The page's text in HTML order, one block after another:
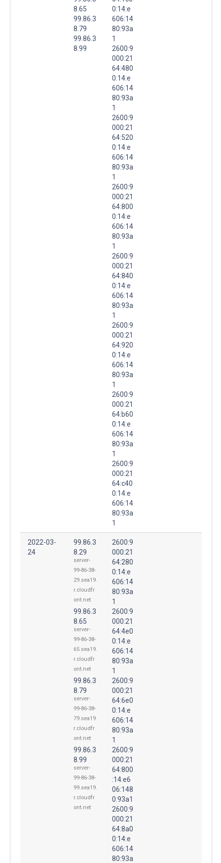
8.65
99.86.3
8.79
99.86.3
8.99
0:14:e
606:14
80:93a
1
2600:9
000:21
64:480
0:14:e
606:14
80:93a
1
2600:9
000:21
64:520
0:14:e
606:14
80:93a
1
2600:9
000:21
64:800
0:14:e
606:14
80:93a
1
2600:9
000:21
64:840
0:14:e
606:14
80:93a
1
2600:9
000:21
64:920
0:14:e
606:14
80:93a
1
2600:9
000:21
64:b60
0:14:e
606:14
80:93a
1
2600:9
000:21
64:c40
0:14:e
606:14
80:93a
1
2022-03-
24
99.86.3
8.29
server-
99-86-38-
29.sea19.
r.cloudfr
ont.net
99.86.3
8.65
server-
99-86-38-
65.sea19.
r.cloudfr
ont.net
99.86.3
8.79
server-
99-86-38-
79.sea19.
r.cloudfr
ont.net
99.86.3
8.99
server-
99-86-38-
99.sea19.
r.cloudfr
ont.net
2600:9
000:21
64:280
0:14:e
606:14
80:93a
1
2600:9
000:21
64:4e0
0:14:e
606:14
80:93a
1
2600:9
000:21
64:6e0
0:14:e
606:14
80:93a
1
2600:9
000:21
64:800
:14:e6
06:148
0:93a1
2600:9
000:21
64:8a0
0:14:e
606:14
80:93a